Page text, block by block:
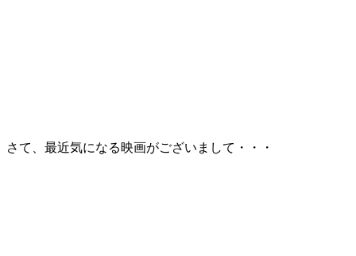
さて、最近気になる映画がございまして・・・